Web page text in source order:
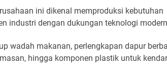
ini dikenal memproduksi kebutuhan
industri dengan dukungan teknologi
wadah makanan, perlengkapan dapur
hingga komponen plastik untuk